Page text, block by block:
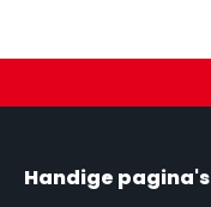
Handige pagina's